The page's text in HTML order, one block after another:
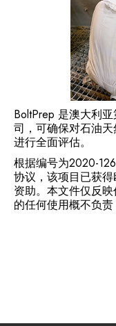
BoltPrep 是澳大利
司，可确保对石油
进行全面评估。
根据编号为2020-
协议，该项目已获
资助。本文件仅反
的任何使用概不负责